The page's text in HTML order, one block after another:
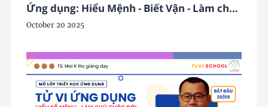
Ứng dụng: Hiểu Mệnh - Biết Vận - Làm chủ
Tương lai" (K4 - 11/2025)
October 20 2025